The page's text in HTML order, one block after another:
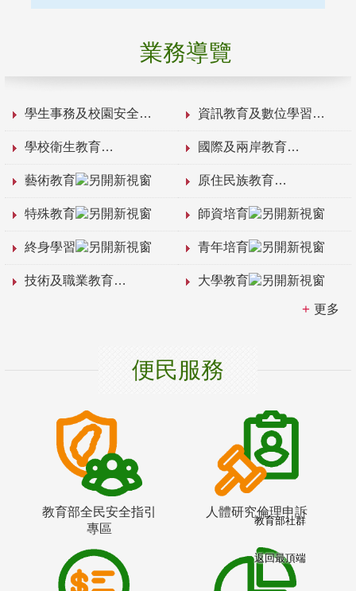
業務導覽
學生事務及校園安全 資訊教育及數位學習
學校衛生教育 國際及兩岸教育
藝術教育 原住民族教育
特殊教育 師資培育
終身學習 青年培育
技術及職業教育 大學教育
更多
便民服務
教育部全民安全指引
專區
人體研究倫理申訴
教育部社群
返回最頂端